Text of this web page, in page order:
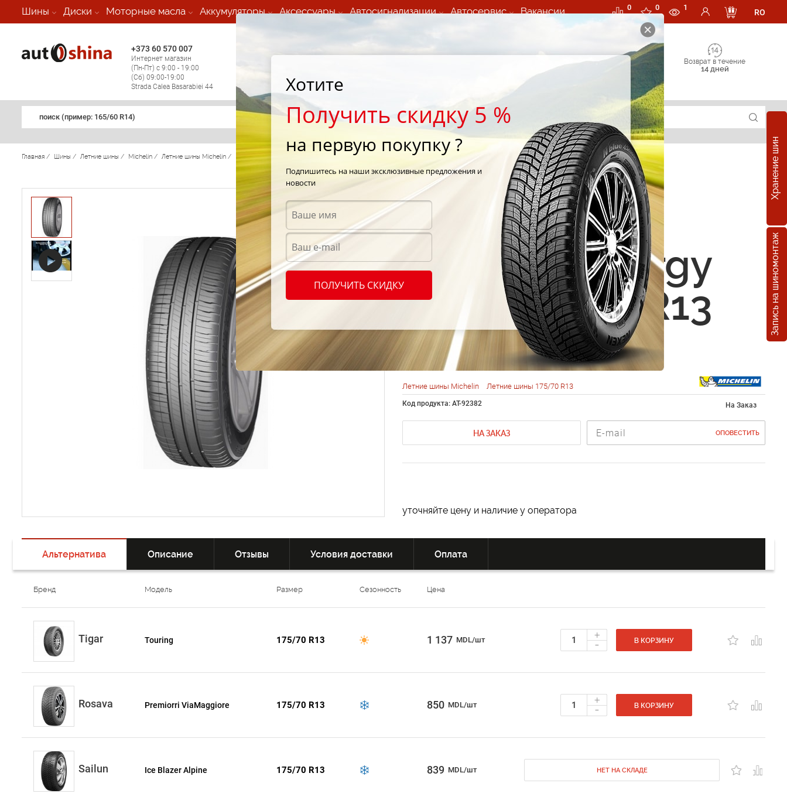
Шины Диски Моторные масла Аккумуляторы Аксессуары Автосигнализации Автосервис Вакансии 0 0 1
RO
+373 60 570 007
Интернет магазин
(Пн-Пт) с 9:00 - 19:00
(Сб) 09:00-19:00
Strada Calea Basarabiei 44
Мобильный шиномонтаж 24/7
Возврат в течение
14 дней
поиск (примеp: 165/60 R14)
Хранение шин
Запись на шиномонтаж
Главная / Шины / Летние шины / Michelin / Летние шины Michelin / Energy XM2 Michelin Energy XM2 175/70 R13 70R
Летние шины
Michelin Energy
XM2 175/70 R13
70R
Летние шины Michelin Летние шины 175/70 R13
Код продукта: AT-92382 На Заказ
НА ЗАКАЗ ОПОВЕСТИТЬ
уточняйте цену и наличие у оператора
Альтернатива Описание Отзывы Условия доставки Оплата
Бренд Модель Размер Сезонность Цена
Tigar Touring 175/70 R13 1 137 MDL/шт +
- В КОРЗИНУ
Rosava Premiorri ViaMaggiore 175/70 R13 850 MDL/шт +
- В КОРЗИНУ
Sailun Ice Blazer Alpine 175/70 R13 839 MDL/шт НЕТ НА СКЛАДЕ
Хотите
Получить скидку 5 %
на первую покупку ?
Подпишитесь на наши эксклюзивные предложения и
новости
ПОЛУЧИТЬ СКИДКУ